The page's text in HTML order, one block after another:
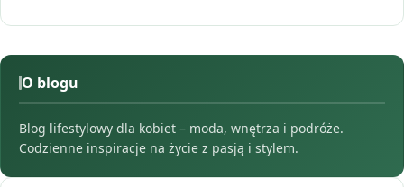
O blogu
Blog lifestylowy dla kobiet – moda, wnętrza i podróże.
Codzienne inspiracje na życie z pasją i stylem.